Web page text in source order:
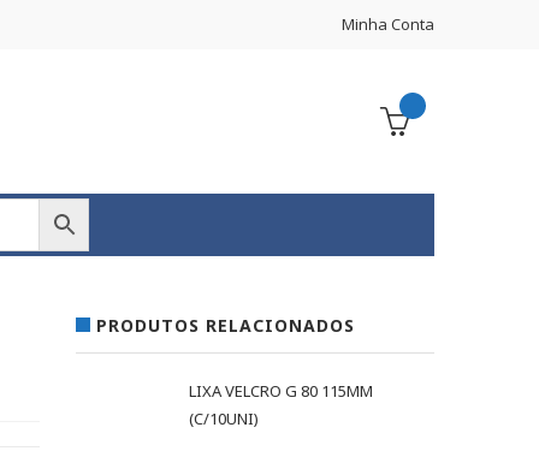
Minha Conta
PRODUTOS RELACIONADOS
LIXA VELCRO G 80 115MM
(C/10UNI)